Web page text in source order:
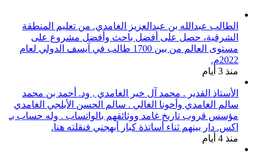
الطالب عبدالله بن عبدالعزيز الغامدي. من تعليم المنطقة
الشرقية، حصل على أفضل باحث وأفضل مشروع على
مستوى العالم من بين 1700 طالب في آيسف الدولي لعام
2022م.
منذ 3 أيام
الأستاذ القدير . محمد آل خير الغامدي , ود. أحمد بن محمد
سالم الغامدي وأخونا الغالي . سالم الحسن الأبلجي الغامدي
مؤسس قروب تاريخ غامد ووثائقهم بالواتساب . وله حساب بـ
اكس. دار بينهم ثناء أساتذة كبار أبهجني فنقلته هنا.
منذ 4 أيام